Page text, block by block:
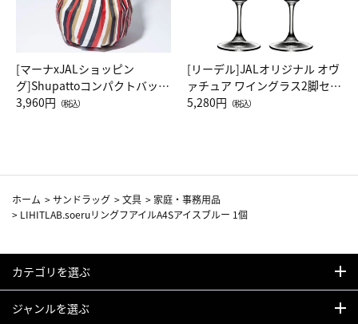
[マーナxJALショッピン
グ]Shupattoコンパクトバッグ
Drop JAL客室乗務員（LC）ス
3,960円 （税込）
[リーデル]JALオリジナル オヴ
ァチュア ワイングラス2脚セッ
ト（レッドワイン）
5,280円 （税込）
ホーム >サンドラッグ >文具 > 家庭・事務用品
> LIHITLAB.soeruリングフアイルA4Sアイスブルー 1個
カテゴリを選ぶ
ジャンルを選ぶ